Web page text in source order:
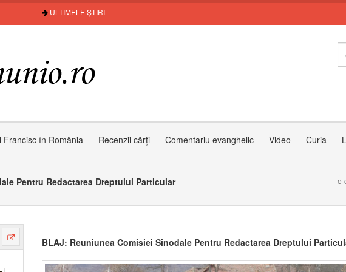
ULTIMELE ȘTIRI
Francisc în România Recenzii cărți Comentariu evanghelic Video Curia
Pentru Redactarea Dreptului Particular e-
BLAJ: Reuniunea Comisiei Sinodale Pentru Redactarea Dreptului